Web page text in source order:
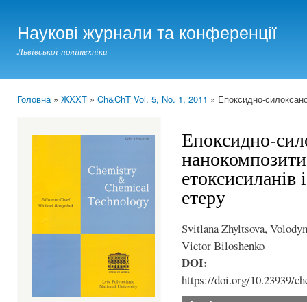
Наукові журнали та конференції
Львівської політехніки
Головна» ЖХХТ » Ch&ChT Vol. 5, No. 1, 2011 » Епоксидно-
Епоксидно-
етоксисиланів
етеру
Svitlana Zhyltsova,
Victor Biloshenko
DOI:
https://doi.org/10.23939/